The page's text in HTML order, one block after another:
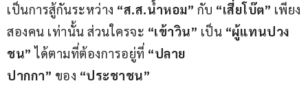
เป็นการสู้กันระหว่าง “ส.ส.น้ำหอม” กับ “เสี่ยโบ๊ต” เพียง
สองคน เท่านั้น ส่วนใครจะ “เข้าวิน” เป็น “ผู้แทนปวง
ชน” ได้ตามที่ต้องการอยู่ที่ “ปลาย
ปากกา” ของ “ประชาชน”